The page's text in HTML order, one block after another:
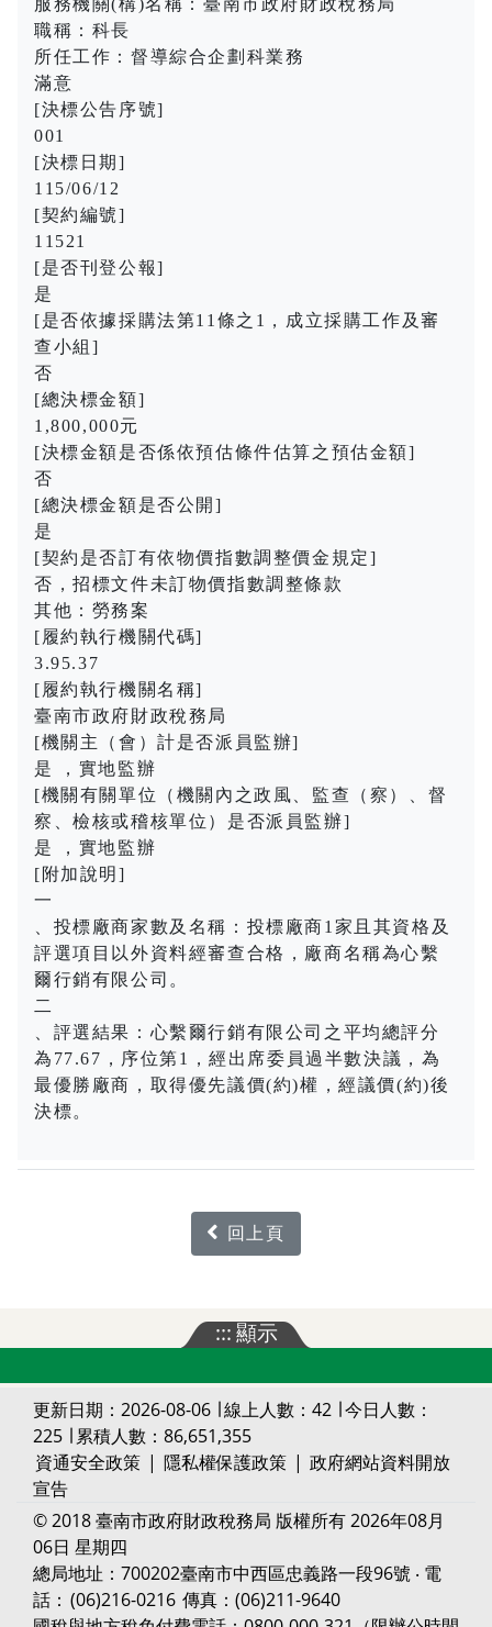
職稱：科長
所任工作：督導綜合企劃科業務
滿意
[決標公告序號]
001
[決標日期]
115/06/12
[契約編號]
11521
[是否刊登公報]
是
[是否依據採購法第11條之1，成立採購工作及審
查小組]
否
[總決標金額]
1,800,000元
[決標金額是否係依預估條件估算之預估金額]
否
[總決標金額是否公開]
是
[契約是否訂有依物價指數調整價金規定]
否，招標文件未訂物價指數調整條款
其他：勞務案
[履約執行機關代碼]
3.95.37
[履約執行機關名稱]
臺南市政府財政稅務局
[機關主（會）計是否派員監辦]
是 ，實地監辦
[機關有關單位（機關內之政風、監查（察）、督
察、檢核或稽核單位）是否派員監辦]
是 ，實地監辦
[附加說明]
一
、投標廠商家數及名稱：投標廠商1家且其資格及
評選項目以外資料經審查合格，廠商名稱為心繫
爾行銷有限公司。
二
、評選結果：心繫爾行銷有限公司之平均總評分
為77.67，序位第1，經出席委員過半數決議，為
最優勝廠商，取得優先議價(約)權，經議價(約)後
決標。
回上頁
:::顯示
更新日期：2026-08-06 ∣ 線上人數：42 ∣ 今日人數：
225 ∣ 累積人數：86,651,355
資通安全政策 | 隱私權保護政策 | 政府網站資料開放
宣告
© 2018 臺南市政府財政稅務局 版權所有 2026年08月
06日 星期四
總局地址：700202臺南市中西區忠義路一段96號 ‧ 電
話： (06)216-0216 傳真：(06)211-9640